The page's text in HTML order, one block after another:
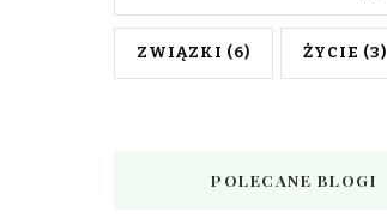
ZWIĄZKI (6) ŻYCIE (3)
POLECANE BLOGI